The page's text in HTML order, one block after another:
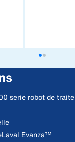
serie robot de traite
Evanza™